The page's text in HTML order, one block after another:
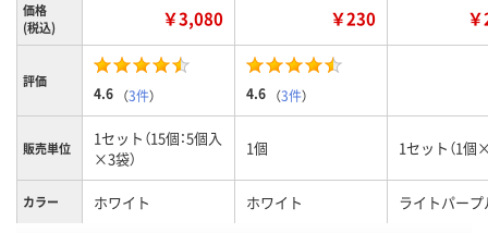
価格
(税込)
￥3,080 ￥230
評価
4.6 （3件） 4.6 （3件）
販売単位
1セット（15個：5個入
×3袋）
1個 1セット（1個
カラー ホワイト ホワイト ライトパープ